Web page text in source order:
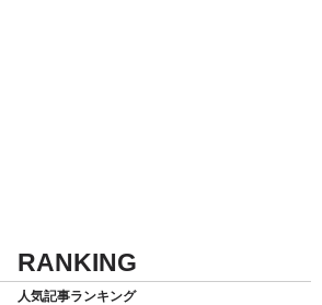
RANKING
人気記事ランキング